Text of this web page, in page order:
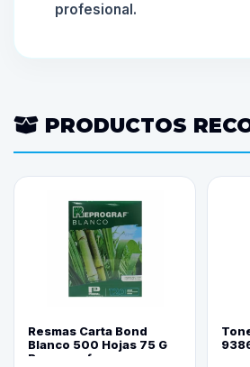
profesional.
PRODUCTOS
Resmas Carta Bond
Blanco 500 Hojas 75 G
Reprograf.